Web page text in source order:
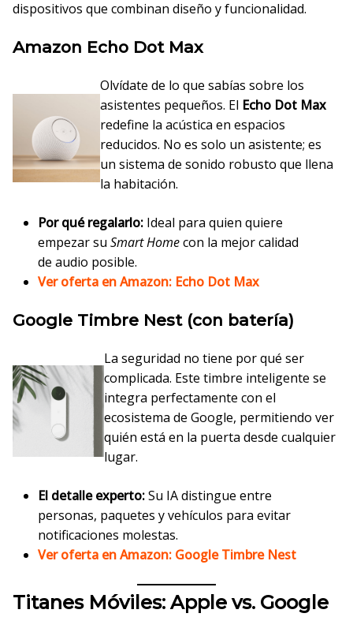
dispositivos que combinan diseño y funcionalidad.
Amazon Echo Dot Max
Olvídate de lo que sabías sobre los
asistentes pequeños. El Echo Dot Max
redefine la acústica en espacios
reducidos. No es solo un asistente; es
un sistema de sonido robusto que llena
la habitación.
Por qué regalarlo: Ideal para quien quiere
empezar su Smart Homecon la mejor calidad
de audio posible.
Ver oferta en Amazon: Echo Dot Max
Google Timbre Nest (con batería)
La seguridad no tiene por qué ser
complicada. Este timbre inteligente se
integra perfectamente con el
ecosistema de Google, permitiendo ver
quién está en la puerta desde cualquier
lugar.
El detalle experto:Su IA distingue entre
personas, paquetes y vehículos para evitar
notificaciones molestas.
Ver oferta en Amazon: Google Timbre Nest
Titanes Móviles: Apple vs. Google